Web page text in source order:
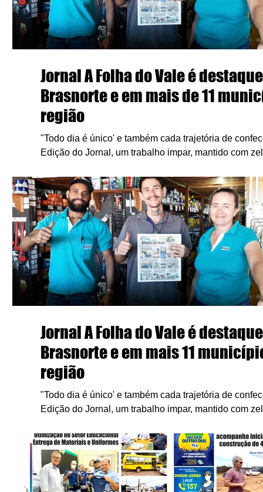
Jornal A Folha do Vale é
Brasnorte e em mais de 11
região
"Todo dia é único' e também cada trajetória de
Edição do Jornal, um trabalho impar, mantido com
Jornal A Folha do Vale é
Brasnorte e em mais 11
região
"Todo dia é único' e também cada trajetória de
Edição do Jornal, um trabalho impar, mantido com